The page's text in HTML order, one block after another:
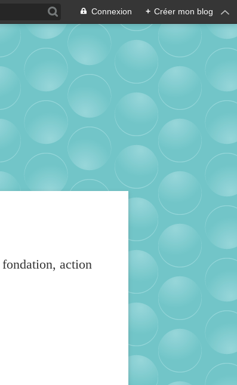
Connexion + Créer mon blog
action